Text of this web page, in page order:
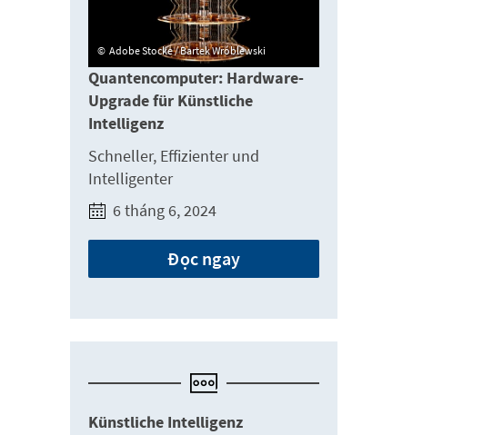
Adobe Stocke / Bartek Wróblewski
Quantencomputer: Hardware-
Upgrade für Künstliche
Intelligenz
Schneller, Effizienter und
Intelligenter
6 tháng 6, 2024
Đọc ngay
Künstliche Intelligenz